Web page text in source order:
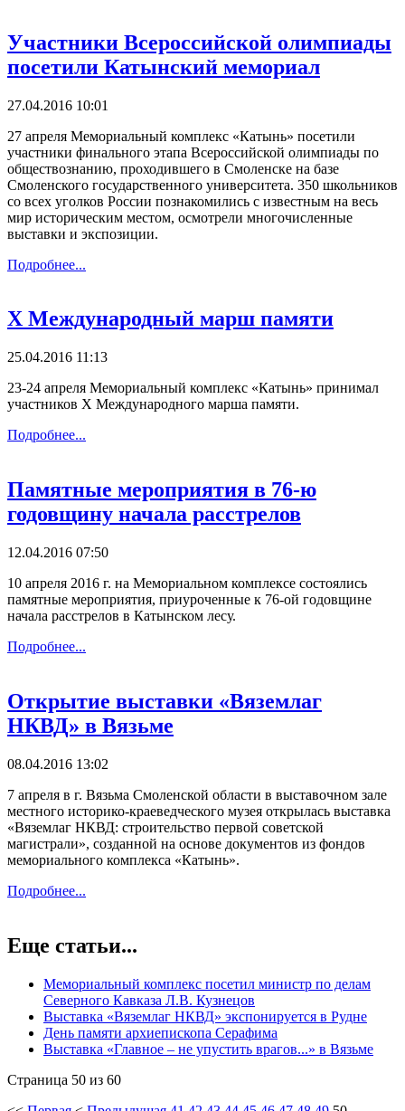
Участники Всероссийской олимпиады
посетили Катынский мемориал
27.04.2016 10:01
27 апреля Мемориальный комплекс «Катынь» посетили
участники финального этапа Всероссийской олимпиады по
обществознанию, проходившего в Смоленске на базе
Смоленского государственного университета. 350 школьников
со всех уголков России познакомились с известным на весь
мир историческим местом, осмотрели многочисленные
выставки и экспозиции.
Подробнее...
X Международный марш памяти
25.04.2016 11:13
23-24 апреля Мемориальный комплекс «Катынь» принимал
участников X Международного марша памяти.
Подробнее...
Памятные мероприятия в 76-ю
годовщину начала расстрелов
12.04.2016 07:50
10 апреля 2016 г. на Мемориальном комплексе состоялись
памятные мероприятия, приуроченные к 76-ой годовщине
начала расстрелов в Катынском лесу.
Подробнее...
Открытие выставки «Вяземлаг
НКВД» в Вязьме
08.04.2016 13:02
7 апреля в г. Вязьма Смоленской области в выставочном зале
местного историко-краеведческого музея открылась выставка
«Вяземлаг НКВД: строительство первой советской
магистрали», созданной на основе документов из фондов
мемориального комплекса «Катынь».
Подробнее...
Еще статьи...
Мемориальный комплекс посетил министр по делам
Северного Кавказа Л.В. Кузнецов
Выставка «Вяземлаг НКВД» экспонируется в Рудне
День памяти архиепископа Серафима
Выставка «Главное – не упустить врагов...» в Вязьме
Страница 50 из 60